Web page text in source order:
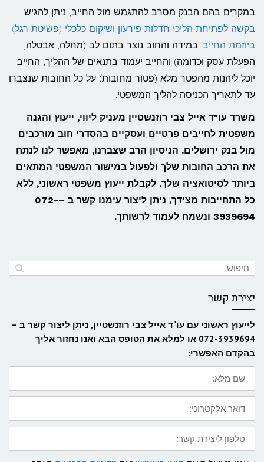
במקרים בהם הבנק מסרב להתגמש מול החייב, ניתן להגיש
בקשה לפתיחת הליכי חדלות פירעון ושיקום כלכלי (פשיטת רגל)
ביוזמת החייב. במידה והחוב נוצר בתום לב (מחלה, אבטלה,
הפעלת עסק וכדומה) והחייב יעמוד בתנאים של ההליך, החייב
יוכל ליהנות מהפטר מלא (פטור מחובות) על כל החובות שנצברו
עד לתאריך הכניסה להליך המשפטי.
משרד עו"ד אייל צבי רוזנשטיין מעניק ליווי, ייעוץ והגנה
משפטית לחייבים פרטיים ועסקיים בהסדרי חוב מורכבים
מול בנק ירושלים. הניסיון הרב שצברנו, מאפשר לנו לנתח
את הרכב החובות שלך ולפעול במישור המשפטי המתאים
ביותר לסיטואציה שלך. לקבלת ייעוץ משפטי ראשוני, ללא
כל התחייבות מצידך, ניתן ליצור עימנו קשר ב –072-
3939694 ונשמח לעמוד לרשותך.
יצירת קשר
לייעוץ ראשוני עם עו"ד אייל צבי רוזנשטיין, ניתן ליצור קשר ב –
072-3939694 או למלא את הטופס הבא ואנו נחזור אליך
בהקדם האפשרי:
שם
מלא:
דואר
אלקטרוני:
טלפון
ליצירת
קשר: